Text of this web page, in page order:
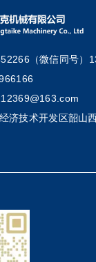
（微信同号）
济技术开发区韶山